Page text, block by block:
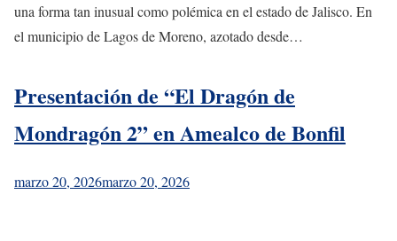
una forma tan inusual como polémica en el estado de Jalisco. En
el municipio de Lagos de Moreno, azotado desde…
Presentación de “El Dragón de
Mondragón 2” en Amealco de Bonfil
marzo 20, 2026marzo 20, 2026